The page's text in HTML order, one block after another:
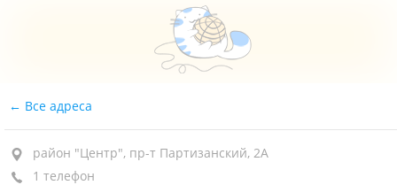
Все адреса
район "Центр", пр-т Партизанский, 2А
1 телефон